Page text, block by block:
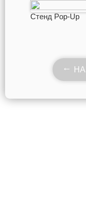
Стенд Pop-Up